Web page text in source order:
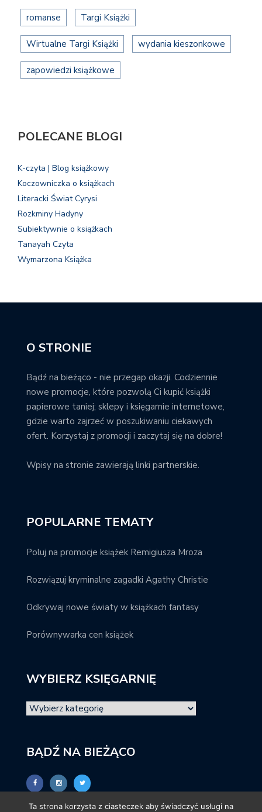
romanse Targi Książki
Wirtualne Targi Książki wydania kieszonkowe
zapowiedzi książkowe
POLECANE BLOGI
K-czyta | Blog książkowy
Koczowniczka o książkach
Literacki Świat Cyrysi
Rozkminy Hadyny
Subiektywnie o książkach
Tanayah Czyta
Wymarzona Książka
O STRONIE
Bądź na bieżąco - nie przegap okazji. Codziennie
nowe promocje, które pozwolą Ci kupić książki
papierowe taniej; sklepy i księgarnie internetowe,
gdzie warto zajrzeć w poszukiwaniu ciekawych
ofert. Korzystaj z promocji i zaczytaj się na dobre!
Wpisy na stronie zawierają linki partnerskie.
POPULARNE TEMATY
Poluj na promocje książek Remigiusza Mroza
Rozwiązuj kryminalne zagadki Agathy Christie
Odkrywaj nowe światy w książkach fantasy
Porównywarka cen książek
WYBIERZ KSIĘGARNIĘ
BĄDŹ NA BIEŻĄCO
Ta strona korzysta z ciasteczek aby świadczyć usługi na